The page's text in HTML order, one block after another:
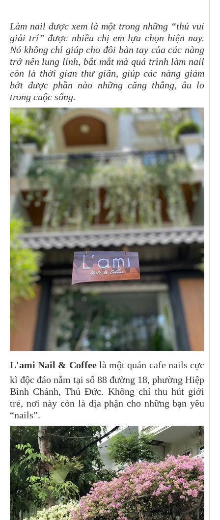
Làm nail được xem là một trong những “thú vui
giải trí” được nhiều chị em lựa chọn hiện nay.
Nó không chỉ giúp cho đôi bàn tay của các nàng
trở nên lung linh, bắt mắt mà quá trình làm nail
còn là thời gian thư giãn, giúp các nàng giảm
bớt được phần nào những căng thẳng, âu lo
trong cuộc sống.
L'ami Nail & Coffeelà một quán cafe nails cực
kì độc đáo nằm tại số 88 đường 18, phường Hiệp
Bình Chánh, Thủ Đức. Không chỉ thu hút giới
trẻ, nơi này còn là địa phận cho những bạn yêu
“nails”.